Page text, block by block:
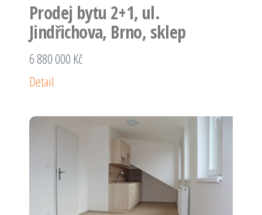
Prodej bytu 2+1, ul.
Jindřichova, Brno, sklep
6 880 000 Kč
Detail